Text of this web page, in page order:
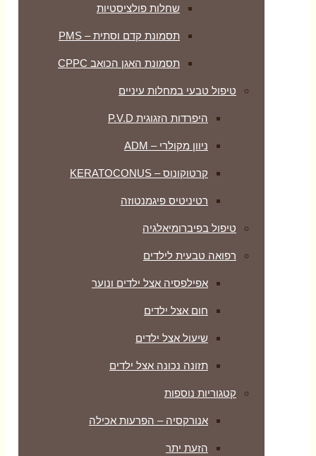
שחלות פולציסטיות
תסמונת קדם וסתית – PMS
תסמונת האגן הכואב CPPC
טיפול טבעי במחלות עיניים
היפרדות הזגוגית P.V.D
ניוון מקולרי – ADM
קרטוקונוס – KERATOCONUS
רטיניטיס פיגמנטוזה
טיפול בפיברומיאלגיה
רפואה טבעית לילדים
אפילפסיה אצל ילדים ונוער
חום אצל ילדים
שיעול אצל ילדים
תזונה נכונה אצל ילדים
קטגוריות נוספות
אנורקסיה – הפרעות אכילה
הזעת יתר